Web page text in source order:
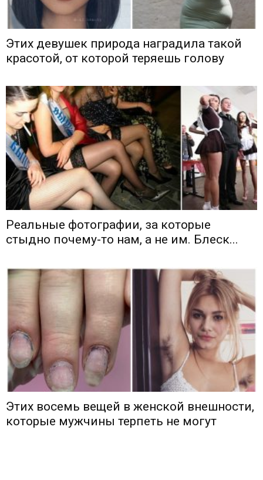
Этих девушек природа наградила такой
красотой, от которой теряешь голову
Реальные фотографии, за которые
стыдно почему-то нам, а не им. Блеск...
Этих восемь вещей в женской внешности,
которые мужчины терпеть не могут